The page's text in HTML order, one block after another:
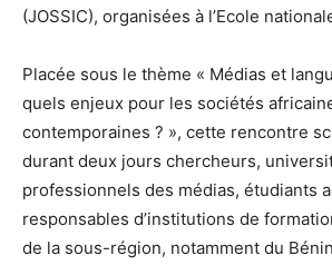
(JOSSIC), organisées à l’Ecole
Placée sous le thème « Médias et
quels enjeux pour les sociétés
contemporaines ? », cette rencontre
durant deux jours chercheurs,
professionnels des médias, étudiants
responsables d’institutions de
de la sous-région, notamment du